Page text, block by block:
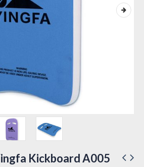
Kickboard A005